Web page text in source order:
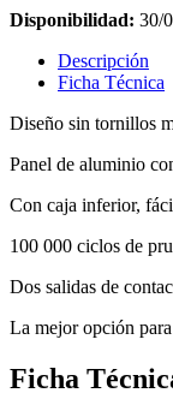
Disponibilidad: 30/
Descripción
Ficha Técnica
Diseño sin tornillos
Panel de aluminio
Con caja inferior,
100 000 ciclos de
Dos salidas de
La mejor opción
Ficha